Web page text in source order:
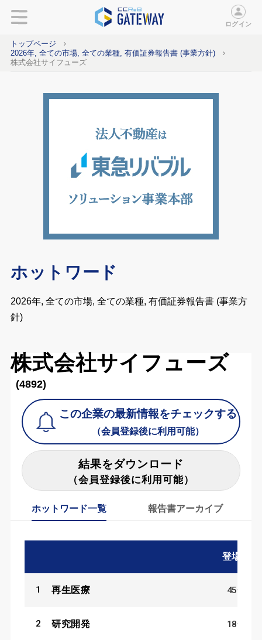
ログイン
トップページ
2026年, 全ての市場, 全ての業種, 有価証券報告書 (事業方針)
株式会社サイフューズ
ホットワード
2026年, 全ての市場, 全ての業種, 有価証券報告書 (事業方
針)
株式会社サイフューズ
(4892)
この企業の最新情報をチェックする
（会員登録後に利用可能）
結果をダウンロード
（会員登録後に利用可能）
ホットワード一覧 報告書アーカイブ
登場数
1 再生医療 45件
2 研究開発 18件